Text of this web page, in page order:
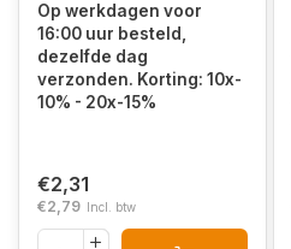
Op werkdagen voor
16:00 uur besteld,
dezelfde dag
verzonden. Korting: 10x-
10% - 20x-15%
€2,31
€2,79 Incl. btw